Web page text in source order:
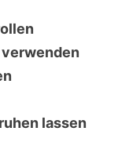
lassen